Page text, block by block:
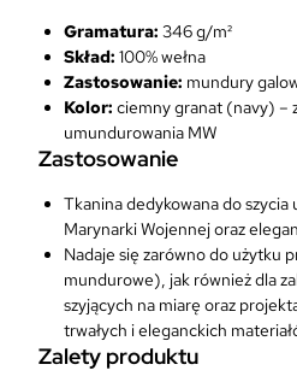
u
e
M
a
y
a
k
j
Gramatura: 346 g/m²
Skład: 100% wełna
Zastosowanie: mundury
Kolor: ciemny granat (navy) –
umundurowania MW
Zastosowanie
Tkanina dedykowana do
Marynarki Wojennej oraz
Nadaje się zarówno do użytku
mundurowe), jak również dla
szyjących na miarę oraz
trwałych i eleganckich
Zalety produktu